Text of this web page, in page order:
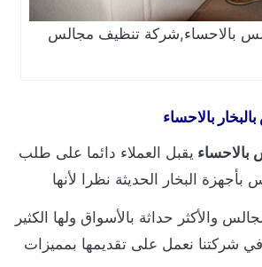
بالاحساء,شركة تنظيف مجالس
بالاحساء
يقبل العملاء دائما على طلب
البخار الحديثة نظرا لأنها
والأكثر حداثة بالأسواق ولها الكثير
شركتنا نعمل على تقديمها بمميزات